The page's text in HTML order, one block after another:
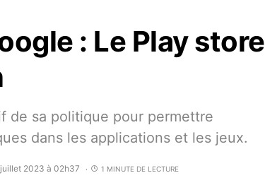
: Le Play store
de sa politique pour permettre
dans les applications et les jeux.
2023 à 02h37 1 MINUTE DE LECTURE